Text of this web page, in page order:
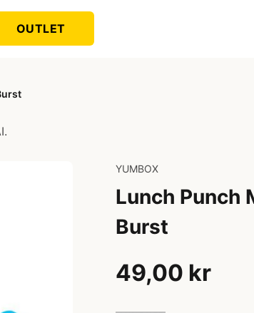
OUTLET
YUMBOX
Lunch Punch
Burst
49,00 kr